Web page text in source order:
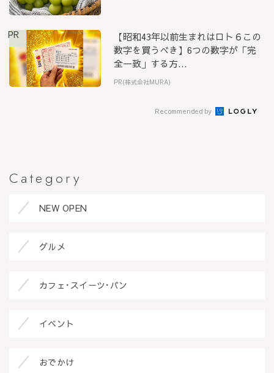
PR
【昭和43年以前生まれはロト６この
数字を買うべき】6つの数字が「完
全一致」する方...
PR(株式会社MURA)
Recommended by
Category
NEW OPEN
グルメ
カフェ･スイーツ･パン
イベント
おでかけ